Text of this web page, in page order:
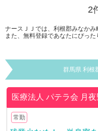
2
ナースＪＪでは、利根郡みなか
また、無料登録であなたにぴった
群馬県 利根
医療法人 パテラ会 月
常勤